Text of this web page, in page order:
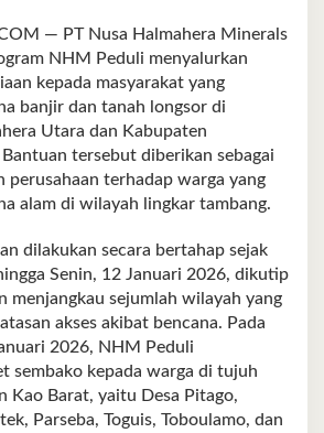
— PT Nusa Halmahera Minerals
NHM Peduli menyalurkan
kepada masyarakat yang
banjir dan tanah longsor di
Utara dan Kabupaten
tersebut diberikan sebagai
perusahaan terhadap warga yang
alam di wilayah lingkar tambang.
dilakukan secara bertahap sejak
Senin, 12 Januari 2026, dikutip
menjangkau sejumlah wilayah yang
akses akibat bencana. Pada
2026, NHM Peduli
sembako kepada warga di tujuh
Kao Barat, yaitu Desa Pitago,
Parseba, Toguis, Toboulamo, dan